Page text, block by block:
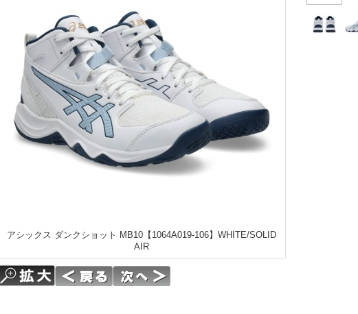
アシックス ダンクショット MB10【1064A019-106】WHITE/SOLID
AIR